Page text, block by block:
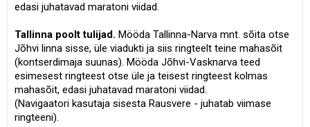
edasi juhatavad maratoni viidad.
Tallinna poolt tulijad. Mööda Tallinna-Narva mnt. sõita otse
Jõhvi linna sisse, üle viadukti ja siis ringteelt teine mahasõit
(kontserdimaja suunas). Mööda Jõhvi-Vasknarva teed
esimesest ringteest otse üle ja teisest ringteest kolmas
mahasõit, edasi juhatavad maratoni viidad.
(Navigaatori kasutaja sisesta Rausvere - juhatab viimase
ringteeni).